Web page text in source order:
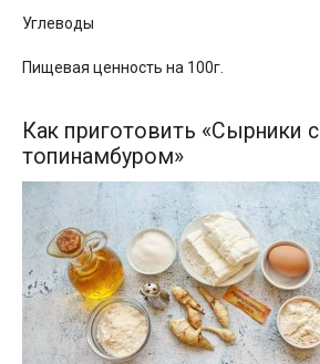
Углеводы
Пищевая ценность на 100г.
Как приготовить «Сырники с
топинамбуром»